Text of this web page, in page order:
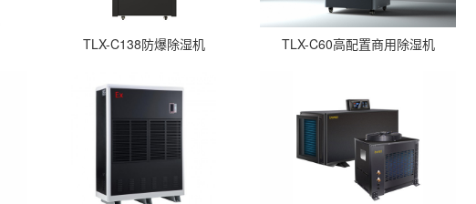
TLX-C138防爆除湿机 TLX-C60高配置商用除湿机